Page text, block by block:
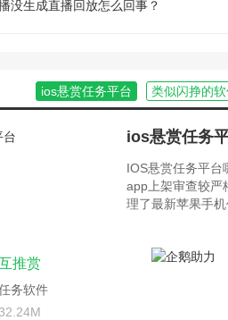
没生成直播回放怎么回事？
ios悬赏任务平台 类似闪挣的
ios悬赏任务
IOS悬赏任务平台
app上架审查较严
理了最新苹果手
推赏
务软件
32.24M